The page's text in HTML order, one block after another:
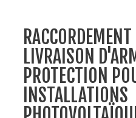
LIVRAISON
PROTECTION
INSTALLATIONS